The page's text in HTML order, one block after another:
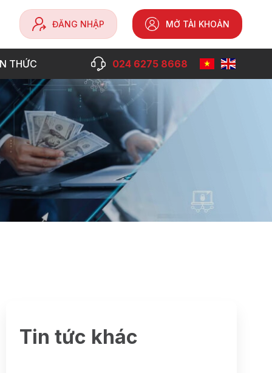
ĐĂNG NHẬP MỞ TÀI KHOẢN
THỨC 024 6275 8668
Tin tức khác